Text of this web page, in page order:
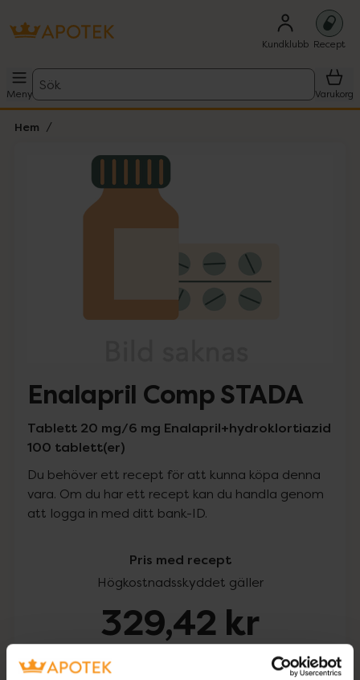
Kundklubb Recept
Meny
Sök
Varukorg
Hem
Lista: . Innehåller 1 objekt.
Enalapril Comp STADA
Tablett 20 mg/6 mg Enalapril+hydroklortiazid
100 tablett(er)
Du behöver ett recept för att kunna köpa denna
vara. Om du har ett recept kan du handla genom
att logga in med ditt bank-ID.
Pris med recept
Högkostnadsskyddet gäller
329,42 kr